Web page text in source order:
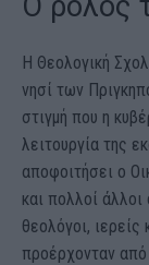
Η Θεολογική
νησί των
στιγμή που η
λειτουργία της
αποφοιτήσει ο
και πολλοί
θεολόγοι,
προέρχονταν